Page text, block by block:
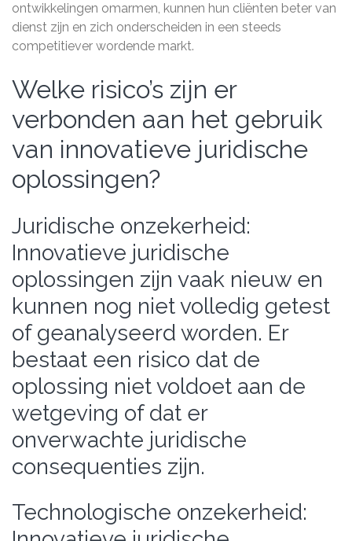
ontwikkelingen omarmen, kunnen hun cliënten beter van
dienst zijn en zich onderscheiden in een steeds
competitiever wordende markt.
Welke risico’s zijn er
verbonden aan het gebruik
van innovatieve juridische
oplossingen?
Juridische onzekerheid:
Innovatieve juridische
oplossingen zijn vaak nieuw en
kunnen nog niet volledig getest
of geanalyseerd worden. Er
bestaat een risico dat de
oplossing niet voldoet aan de
wetgeving of dat er
onverwachte juridische
consequenties zijn.
Technologische onzekerheid: